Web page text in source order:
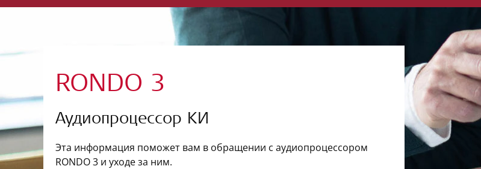
RONDO 3
Аудиопроцессор КИ
Эта информация поможет вам в обращении с аудиопроцессором
RONDO 3 и уходе за ним.